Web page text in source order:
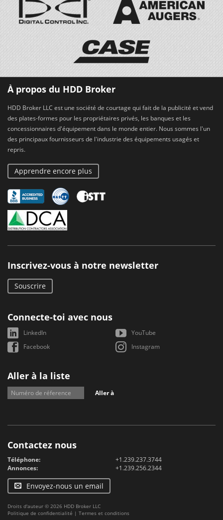
À propos du HDD Broker
HDD Broker LLC est une société de courtage qui fait de la publicité et vend
des plates-formes pour les propriétaires privés, les banques et les
concessionnaires d'équipement dans le monde entier. Nous sommes l'un
des principaux fournisseurs de l'industrie des équipements usagés et
repris.
Apprendre encore plus
Inscrivez-vous à notre newsletter
Souscrire
Connecte-toi avec nous
LinkedIn
YouTube
Facebook
Instagram
Aller à la liste
Aller à
Contactez nous
Téléphone:
+1.239.237.3744
Annonces:
+1.239.256.2344
Envoyez-nous un email
Droits d'auteur © 2026 HDD Broker LLC
Politique de confidentialité | Termes et conditions